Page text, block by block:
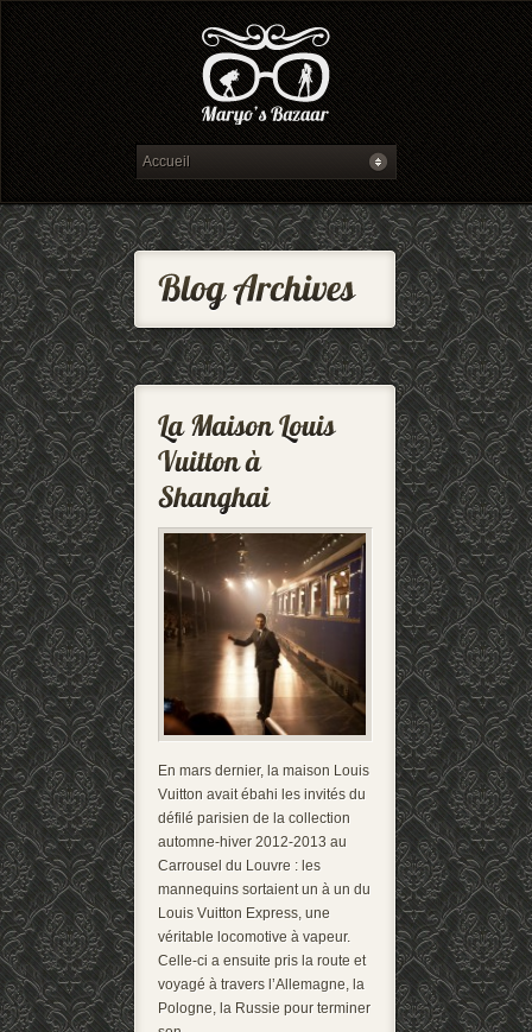
En mars dernier, la maison Louis
Vuitton avait ébahi les invités du
défilé parisien de la collection
automne-hiver 2012-2013 au
Carrousel du Louvre : les
mannequins sortaient un à un du
Louis Vuitton Express, une
véritable locomotive à vapeur.
Celle-ci a ensuite pris la route et
voyagé à travers l’Allemagne, la
Pologne, la Russie pour terminer